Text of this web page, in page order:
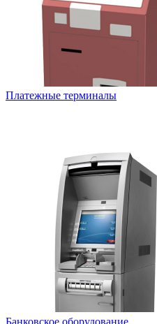
Платежные терминалы
Банковское оборудование